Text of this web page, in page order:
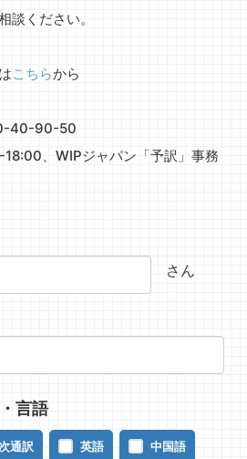
談ください。
こちらから
40-90-50
18:00、WIPジャパン「予訳」事務
さん
言語
通訳 英語 中国語